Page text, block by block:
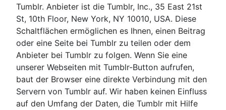
Tumblr. Anbieter ist die Tumblr, Inc., 35 East 21st
St, 10th Floor, New York, NY 10010, USA. Diese
Schaltflächen ermöglichen es Ihnen, einen Beitrag
oder eine Seite bei Tumblr zu teilen oder dem
Anbieter bei Tumblr zu folgen. Wenn Sie eine
unserer Webseiten mit Tumblr-Button aufrufen,
baut der Browser eine direkte Verbindung mit den
Servern von Tumblr auf. Wir haben keinen Einfluss
auf den Umfang der Daten, die Tumblr mit Hilfe